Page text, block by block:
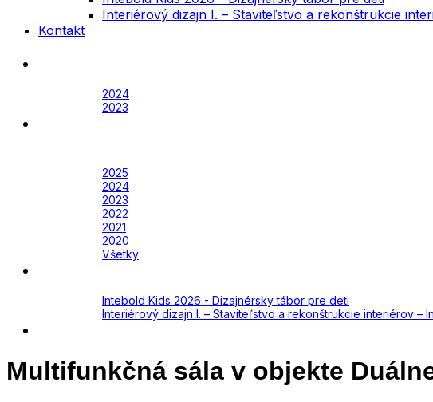
Interiérový dizajn I. – Staviteľstvo a rekonštrukcie
Kontakt
2024
2023
2025
2024
2023
2022
2021
2020
Všetky
Intebold Kids 2026 - Dizajnérsky tábor pre deti
Interiérový dizajn I. – Staviteľstvo a rekonštrukcie interiérov –
Multifunkčná sála v objekte